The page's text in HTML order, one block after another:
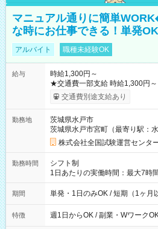
マニュアル通りに簡単
な時にお仕事できる！単発
アルバイト 職種未経験OK
給与
時給1,300円～
★交通費一部支給 時給1,300円～ ※試験・役割により手当あり
※勤務回数により昇給あり 【即
り！】 希望される場合、勤務か
例】 ・河合塾模擬試験 8:30～
×8時間＝日収10,400円＋交通費
円の場合あり ・国家試験 7:00
円（役割手当＋100円）×6時間＝日
間】試用期間なし
交通費別途支給あり
勤務地
茨城県水戸市
茨城県水戸市宮町（最寄り駅：水
株式会社全国試験運営センタ
勤務時間
シフト制
1日あたりの実働時間：最大7
間は 試験により異なります。
期間 単発・1日のみOK / 短期（1ヶ月
特徴 週1日からOK / 副業・Wワーク